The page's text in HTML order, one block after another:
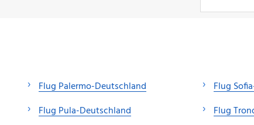
Flug Palermo-Deutschland
Flug Pula-Deutschland
Flug
Flug